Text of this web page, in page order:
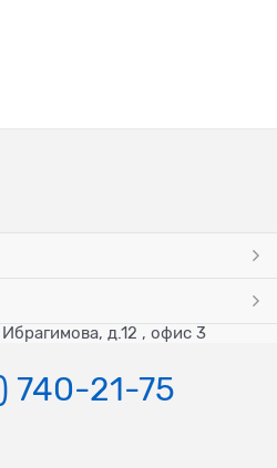
д.12 , офис 3
740-21-75